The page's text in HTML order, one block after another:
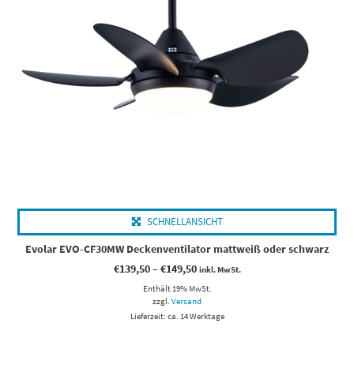
SCHNELLANSICHT
Evolar EVO-CF30MW Deckenventilator mattweiß oder schwarz
€139,50–€149,50Preisspanne:
bis
€149,50
inkl. MwSt.
Enthält 19% MwSt.
zzgl. Versand
Lieferzeit: ca. 14 Werktage